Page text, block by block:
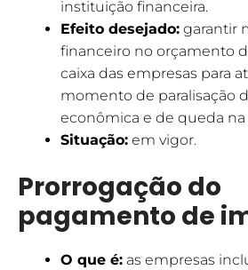
instituição financeira.
Efeito desejado: garantir
financeiro no orçamento
caixa das empresas para
momento de paralisação
econômica e de queda na
Situação: em vigor.
Prorrogação do
pagamento de
O que é: as empresas